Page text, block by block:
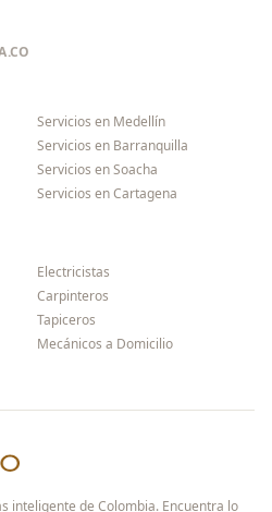
Servicios en Medellín
Servicios en Barranquilla
Servicios enSoacha
Servicios enCartagena
Electricistas
Carpinteros
Tapiceros
Mecánicos a Domicilio
inteligente de Colombia. Encuentra lo